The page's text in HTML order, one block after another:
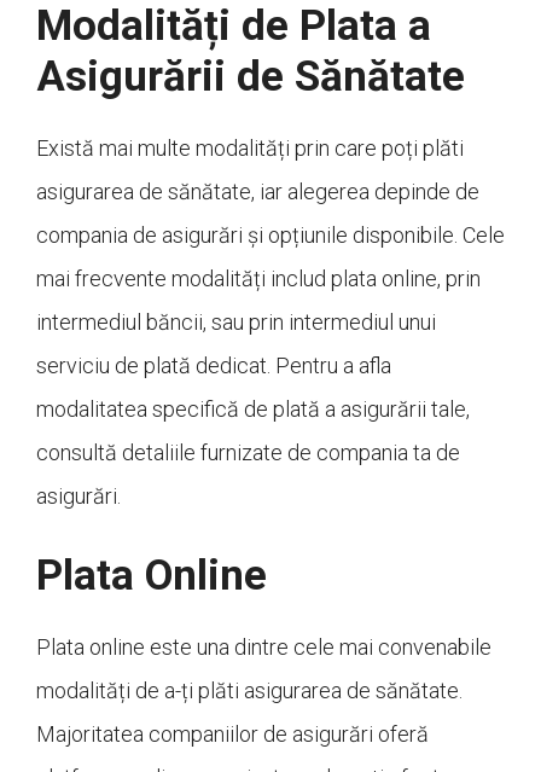
Modalități de Plata a
Asigurării de Sănătate
Există mai multe modalități prin care poți plăti
asigurarea de sănătate, iar alegerea depinde de
compania de asigurări și opțiunile disponibile. Cele
mai frecvente modalități includ plata online, prin
intermediul băncii, sau prin intermediul unui
serviciu de plată dedicat. Pentru a afla
modalitatea specifică de plată a asigurării tale,
consultă detaliile furnizate de compania ta de
asigurări.
Plata Online
Plata online este una dintre cele mai convenabile
modalități de a-ți plăti asigurarea de sănătate.
Majoritatea companiilor de asigurări oferă